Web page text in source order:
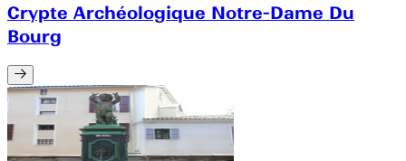
Crypte Archéologique Notre-Dame Du
Bourg